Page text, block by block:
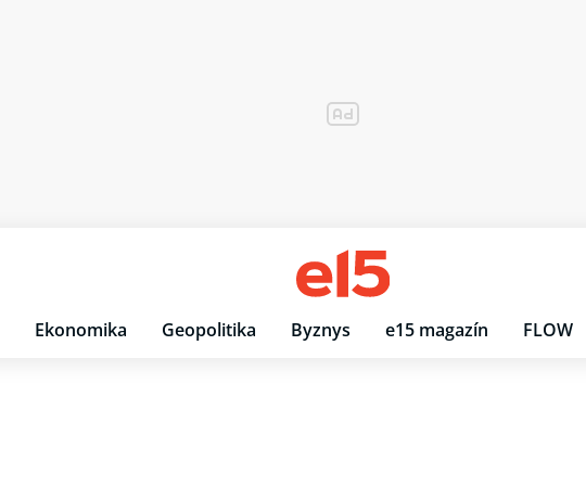
Ekonomika Geopolitika Byznys e15 magazín FLOW